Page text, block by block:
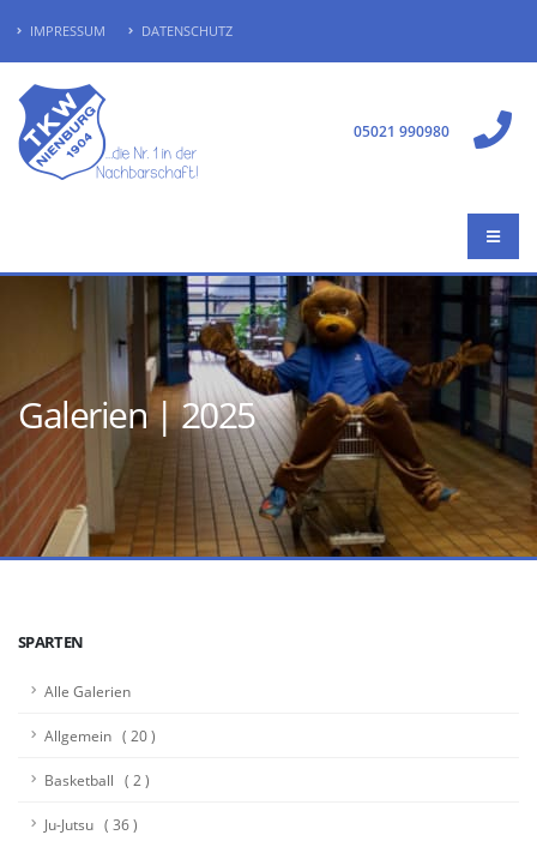
IMPRESSUM DATENSCHUTZ
05021 990980
Galerien | 2025
SPARTEN
Alle Galerien
Allgemein ( 20 )
Basketball ( 2 )
Ju-Jutsu ( 36 )